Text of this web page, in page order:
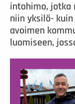
intohimo, jotka
niin yksilö- kuin
avoimen
luomiseen,